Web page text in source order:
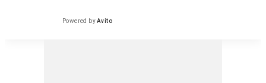
Powered byAvito